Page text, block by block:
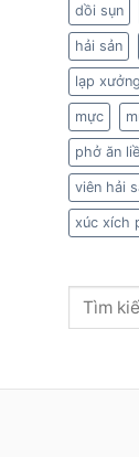
dồi sụn
hải sản
lạp
mực
phở ăn
viên hải
xúc xích